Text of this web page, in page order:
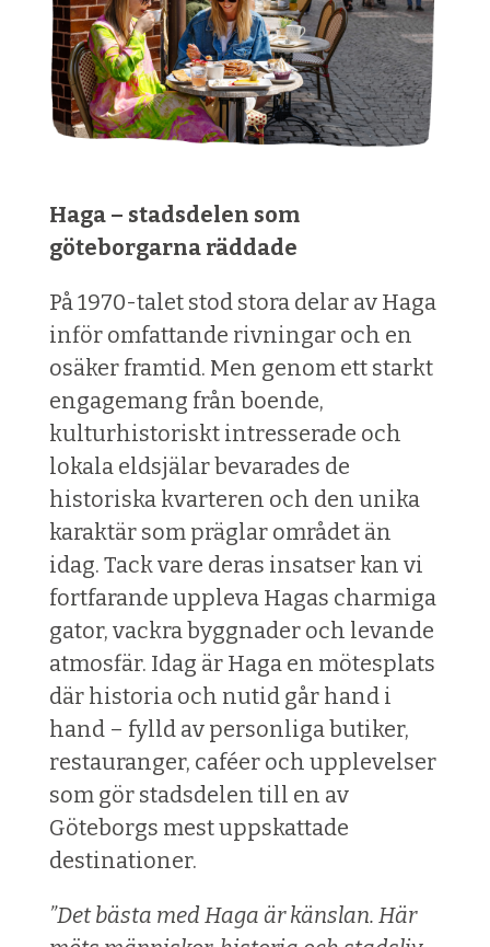
Haga – stadsdelen som
göteborgarna räddade
På 1970-talet stod stora delar av Haga
inför omfattande rivningar och en
osäker framtid. Men genom ett starkt
engagemang från boende,
kulturhistoriskt intresserade och
lokala eldsjälar bevarades de
historiska kvarteren och den unika
karaktär som präglar området än
idag. Tack vare deras insatser kan vi
fortfarande uppleva Hagas charmiga
gator, vackra byggnader och levande
atmosfär. Idag är Haga en mötesplats
där historia och nutid går hand i
hand – fylld av personliga butiker,
restauranger, caféer och upplevelser
som gör stadsdelen till en av
Göteborgs mest uppskattade
destinationer.
”Det bästa med Haga är känslan. Här